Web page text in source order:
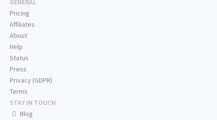
GENERAL
Pricing
Affiliates
About
Help
Status
Press
Privacy (GDPR)
Terms
STAY IN TOUCH
Blog